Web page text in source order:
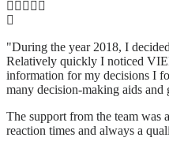
"During the year 2018, I
Relatively quickly I noticed
information for my decisions I
many decision-making aids
The support from the team was
reaction times and always a